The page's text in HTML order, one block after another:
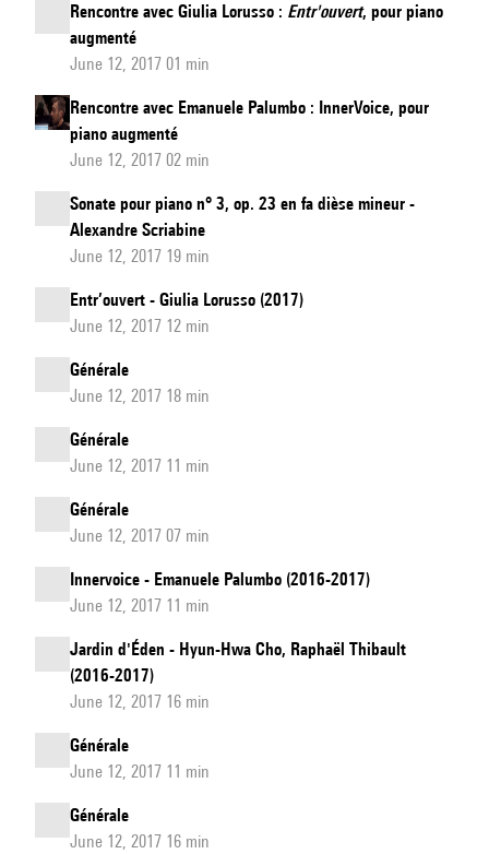
piano
Version
Rencontre avec Giulia Lorusso : Entr'ouvert, pour piano
augmenté
June 12, 2017 01 min
Rencontre avec Emanuele Palumbo : InnerVoice, pour
piano augmenté
June 12, 2017 02 min
Sonate pour piano n° 3, op. 23 en fa dièse mineur -
Alexandre Scriabine
June 12, 2017 19 min
Entr’ouvert - Giulia Lorusso (2017)
June 12, 2017 12 min
Générale
June 12, 2017 18 min
Générale
June 12, 2017 11 min
Générale
June 12, 2017 07 min
Innervoice - Emanuele Palumbo (2016-2017)
June 12, 2017 11 min
Jardin d'Éden - Hyun-Hwa Cho, Raphaël Thibault
(2016-2017)
June 12, 2017 16 min
Générale
June 12, 2017 11 min
Générale
June 12, 2017 16 min